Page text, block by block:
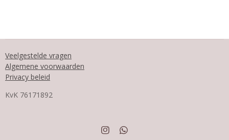
Veelgestelde vragen
Algemene voorwaarden
Privacy beleid
KvK 76171892
I
W